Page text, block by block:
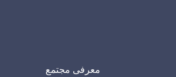
معرفی مجتمع